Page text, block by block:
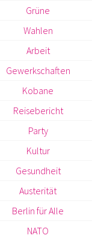
Grüne
Wahlen
Arbeit
Gewerkschaften
Kobane
Reisebericht
Party
Kultur
Gesundheit
Austerität
Berlin für Alle
NATO